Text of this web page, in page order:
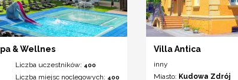
& Wellnes
Liczba uczestników: 400
Liczba miejsc noclegowych: 400
Villa Antica
inny
Miasto: Kudowa Zdrój